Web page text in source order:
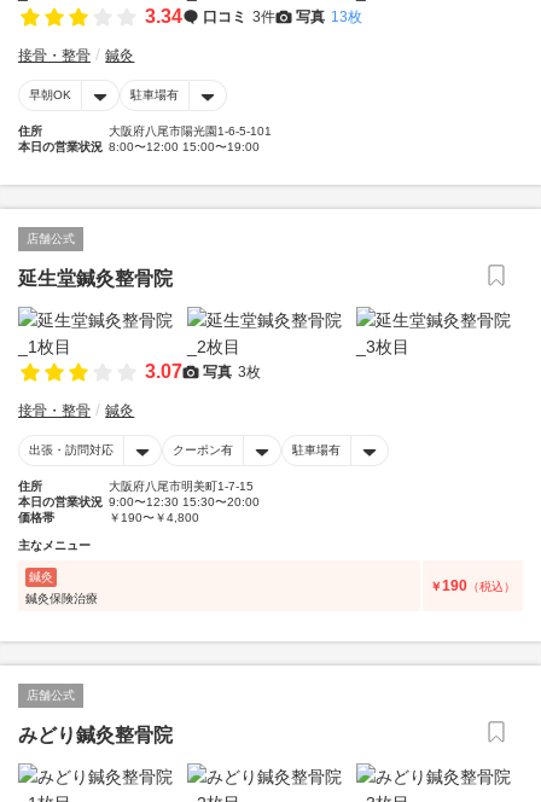
3.34 口コミ 3件 写真 13枚
接骨・整骨 鍼灸
早朝OK 駐車場有
住所
大阪府八尾市陽光園1‐6-5-101
本日の営業状況 8:00〜12:00 15:00〜19:00
店舗公式
延生堂鍼灸整骨院
3.07 写真 3枚
接骨・整骨 鍼灸
出張・訪問対応 クーポン有 駐車場有
住所
大阪府八尾市明美町1-7-15
本日の営業状況 9:00〜12:30 15:30〜20:00
価格帯
￥190〜￥4,800
主なメニュー
鍼灸
鍼灸保険治療
￥190 （税込）
店舗公式
みどり鍼灸整骨院